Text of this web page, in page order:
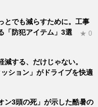
とでも減らすために。工事
「防犯アイテム」3選
★ 0
する、だけじゃない。
ション」がドライブを快適
ン3頭の死」が示した酷暑の